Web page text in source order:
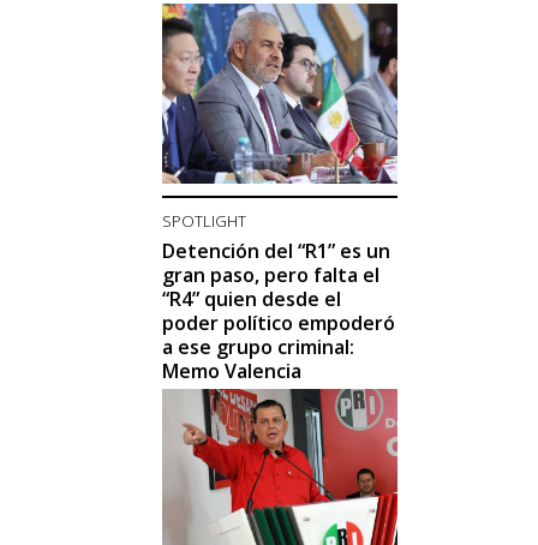
SPOTLIGHT
Detención del “R1” es un
gran paso, pero falta el
“R4” quien desde el
poder político empoderó
a ese grupo criminal:
Memo Valencia